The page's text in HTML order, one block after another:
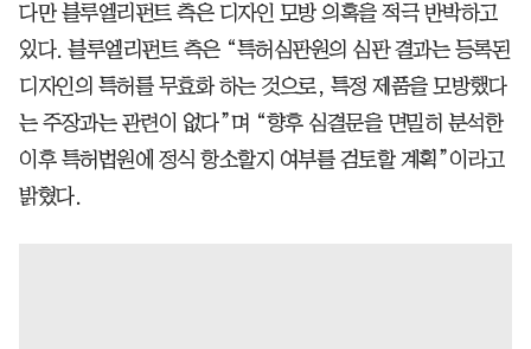
다만 블루엘리펀트 측은 디자인 모방 의혹을 적극 반박하고
있다. 블루엘리펀트 측은 “특허심판원의 심판 결과는 등록된
디자인의 특허를 무효화 하는 것으로, 특정 제품을 모방했다
는 주장과는 관련이 없다”며 “향후 심결문을 면밀히 분석한
이후 특허법원에 정식 항소할지 여부를 검토할 계획”이라고
밝혔다.